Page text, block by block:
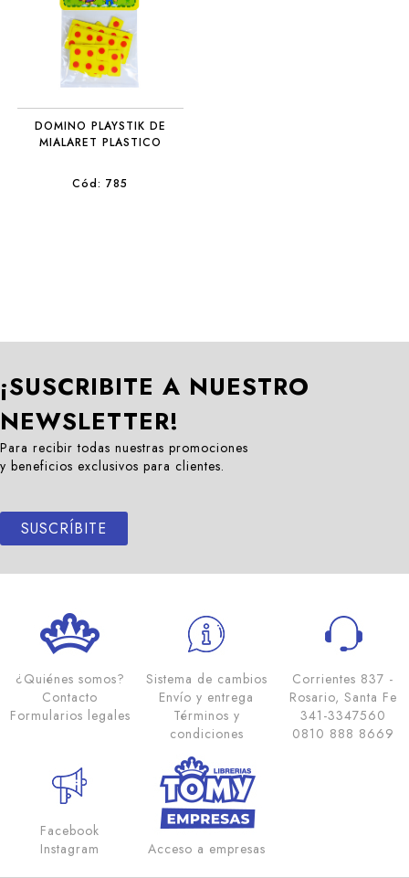
DOMINO PLAYSTIK DE
MIALARET PLASTICO
Cód: 785
¡SUSCRIBITE A NUESTRO
NEWSLETTER!
Para recibir todas nuestras promociones
y beneficios exclusivos para clientes.
SUSCRÍBITE
¿Quiénes somos?
Contacto
Formularios legales
Sistema de cambios
Envío y entrega
Términos y
condiciones
Corrientes 837 -
Rosario, Santa Fe
341-3347560
0810 888 8669
Facebook
Instagram
Acceso a empresas